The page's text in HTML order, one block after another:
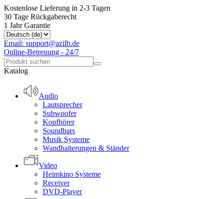
Kostenlose Lieferung in 2-3 Tagen
30 Tage Rückgaberecht
1 Jahr Garantie
Email: support@azilb.de
Online-Betreuung - 24/7
Katalog
Audio
Lautsprecher
Subwoofer
Kopfhörer
Soundbars
Musik Systeme
Wandhalterungen & Ständer
Video
Heimkino Systeme
Receiver
DVD-Player